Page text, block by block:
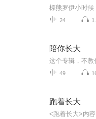
24
陪你长大
49
跑着长大